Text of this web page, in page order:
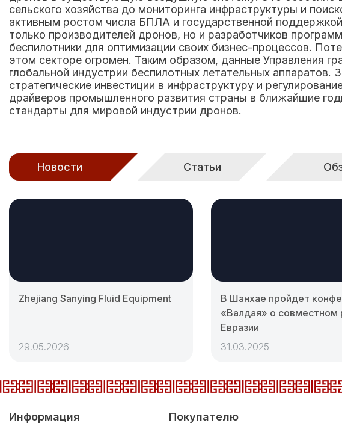
сельского хозяйства до мониторинга инфраструктуры и
активным ростом числа БПЛА и государственной
только производителей дронов, но и разработчиков
беспилотники для оптимизации своих бизнес-процессов.
этом секторе огромен. Таким образом, данные Управления
глобальной индустрии беспилотных летательных
стратегические инвестиции в инфраструктуру и
драйверов промышленного развития страны в ближайшие
стандарты для мировой индустрии дронов.
Новости Статьи
Zhejiang Sanying Fluid Equipment
29.05.2026
В Шанхае пройдет
«Валдая» о совместном
Евразии
31.03.2025
Информация Покупателю